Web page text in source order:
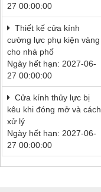
27 00:00:00
Thiết kế cửa kính
cường lực phụ kiện vàng
cho nhà phố
Ngày hết hạn: 2027-06-
27 00:00:00
Cửa kính thủy lực bị
kêu khi đóng mở và cách
xử lý
Ngày hết hạn: 2027-06-
27 00:00:00